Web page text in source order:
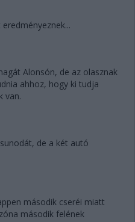
Alonsón, de az olasznak
ahhoz, hogy ki tudja
van.
de a két autó
második cseréi miatt
második felének